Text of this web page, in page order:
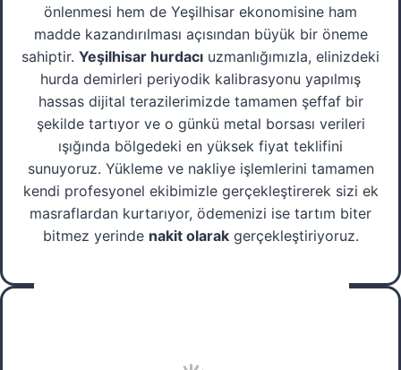
önlenmesi hem de Yeşilhisar ekonomisine ham
madde kazandırılması açısından büyük bir öneme
sahiptir. Yeşilhisar hurdacı uzmanlığımızla, elinizdeki
hurda demirleri periyodik kalibrasyonu yapılmış
hassas dijital terazilerimizde tamamen şeffaf bir
şekilde tartıyor ve o günkü metal borsası verileri
ışığında bölgedeki en yüksek fiyat teklifini
sunuyoruz. Yükleme ve nakliye işlemlerini tamamen
kendi profesyonel ekibimizle gerçekleştirerek sizi ek
masraflardan kurtarıyor, ödemenizi ise tartım biter
bitmez yerinde nakit olarakgerçekleştiriyoruz.